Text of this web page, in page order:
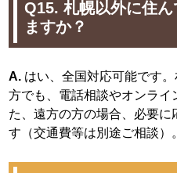
Q15. 札幌以外に住
ますか？
A. はい、全国対応可能です
方でも、電話相談やオンライ
た、遠方の方の場合、必要
す（交通費等は別途ご相談）。